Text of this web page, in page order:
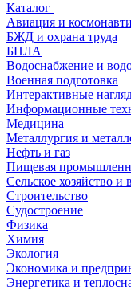
Каталог
Авиация и
БЖД и охрана труда
БПЛА
Водоснабжение и
Военная подготовка
Интерактивные
Информационные
Медицина
Металлургия и
Нефть и газ
Пищевая
Сельское хозяйство и
Строительство
Судостроение
Физика
Химия
Экология
Экономика и
Энергетика и